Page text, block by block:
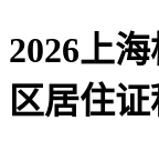
2026上
区居住证